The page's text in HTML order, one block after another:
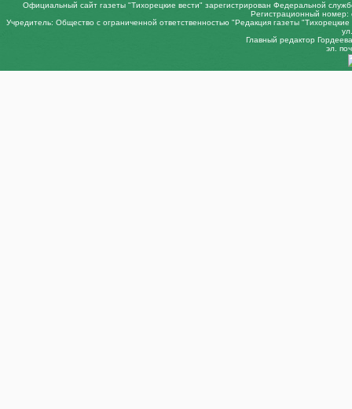
Официальный сайт газеты "Тихорецкие вести" зарегистрирован Федеральной
Регистрационный
Учредитель: Общество с ограниченной ответственностью "Редакция газеты
Главный редактор
эл.